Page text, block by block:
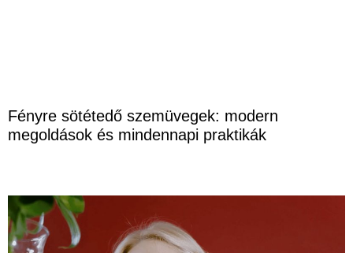
Fényre sötétedő szemüvegek: modern
megoldások és mindennapi praktikák